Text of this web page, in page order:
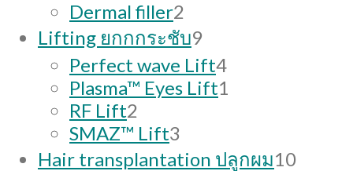
products
Dermal filler2
products
Lifting ยกกกระชับ99
products
Perfect wave Lift44
Plasma™ Eyes Lift1
RF Lift2
products
SMAZ™ Lift3
products
Hair transplantation ปลูกผม1010